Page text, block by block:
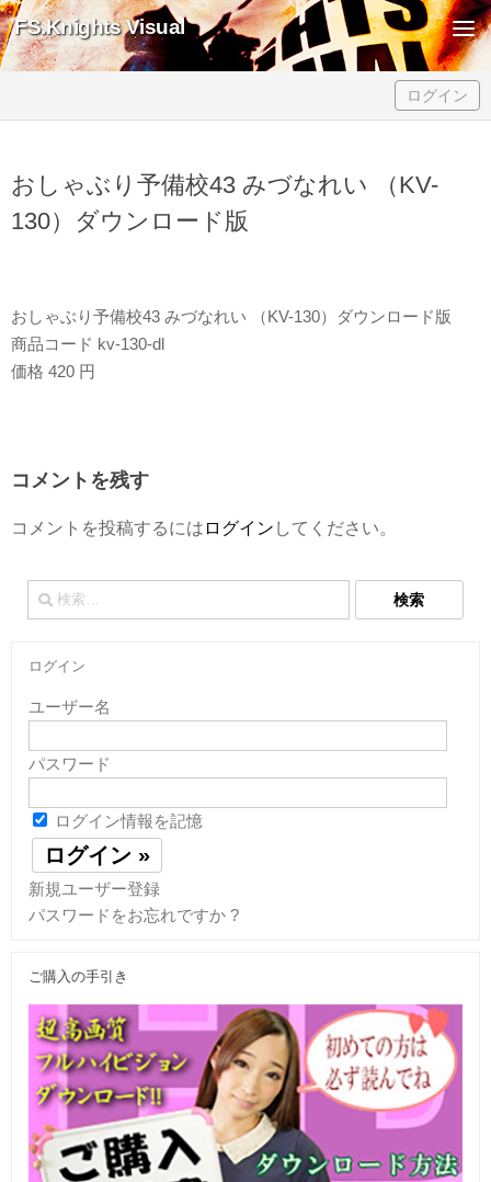
Skip to content
FS.Knights Visual
ログイン
おしゃぶり予備校43 みづなれい （KV-
130）ダウンロード版
おしゃぶり予備校43 みづなれい （KV-130）ダウンロード版
商品コード kv-130-dl
価格 420 円
コメントを残す
コメントを投稿するには ログイン してください。
検
索:
ログイン
ユーザー名
パスワード
ログイン情報を記憶
新規ユーザー登録
パスワードをお忘れですか ?
ご購入の手引き